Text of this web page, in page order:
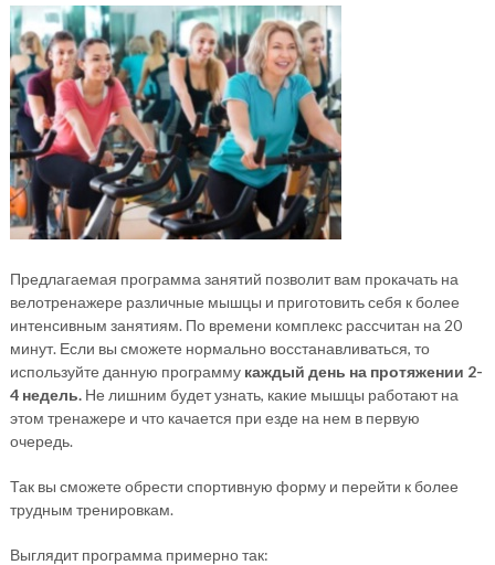
Предлагаемая программа занятий позволит вам прокачать на
велотренажере различные мышцы и приготовить себя к более
интенсивным занятиям. По времени комплекс рассчитан на 20
минут. Если вы сможете нормально восстанавливаться, то
используйте данную программу каждый день на протяжении 2-
4 недель.Не лишним будет узнать, какие мышцы работают на
этом тренажере и что качается при езде на нем в первую
очередь.
Так вы сможете обрести спортивную форму и перейти к более
трудным тренировкам.
Выглядит программа примерно так: